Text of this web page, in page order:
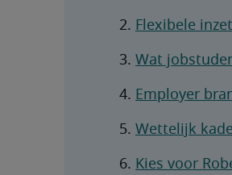
Flexibele
Wat
Employer
Wettelijk
Kies voor